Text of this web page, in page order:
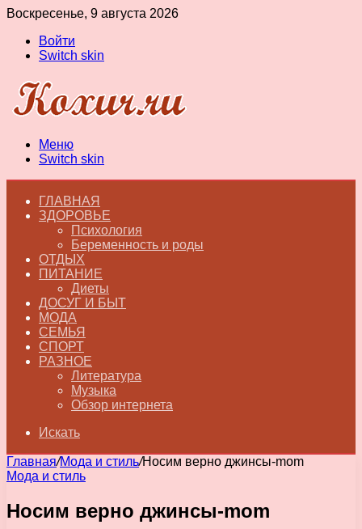
Воскресенье, 9 августа 2026
Войти
Switch skin
Меню
Switch skin
ГЛАВНАЯ
ЗДОРОВЬЕ
Психология
Беременность и роды
ОТДЫХ
ПИТАНИЕ
Диеты
ДОСУГ И БЫТ
МОДА
СЕМЬЯ
СПОРТ
РАЗНОЕ
Литература
Музыка
Обзор интернета
Искать
Главная/Мода и стиль/Носим верно джинсы-mom
Мода и стиль
Носим верно джинсы-mom